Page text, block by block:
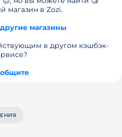
магазин в Zozi.
магазины
в другом кэшбэк-